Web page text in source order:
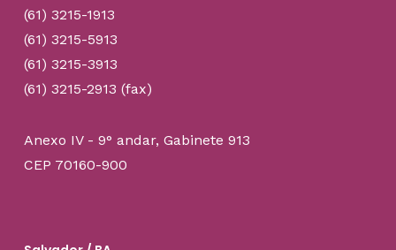
(61) 3215-1913
(61) 3215-5913
(61) 3215-3913
(61) 3215-2913 (fax)
Anexo IV - 9° andar, Gabinete 913
CEP 70160-900